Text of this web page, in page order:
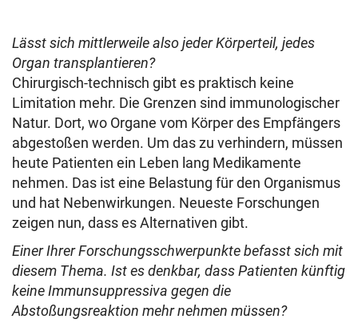
Lässt sich mittlerweile also jeder Körperteil, jedes
Organ transplantieren?
Chirurgisch-technisch gibt es praktisch keine
Limitation mehr. Die Grenzen sind immunologischer
Natur. Dort, wo Organe vom Körper des Empfängers
abgestoßen werden. Um das zu verhindern, müssen
heute Patienten ein Leben lang Medikamente
nehmen. Das ist eine Belastung für den Organismus
und hat Nebenwirkungen. Neueste Forschungen
zeigen nun, dass es Alternativen gibt.
Einer Ihrer Forschungsschwerpunkte befasst sich mit
diesem Thema. Ist es denkbar, dass Patienten künftig
keine Immunsuppressiva gegen die
Abstoßungsreaktion mehr nehmen müssen?